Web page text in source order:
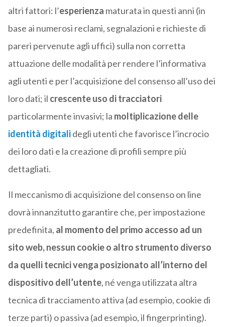
altri fattori: l’esperienza maturata in questi anni (in
base ai numerosi reclami, segnalazioni e richieste di
pareri pervenute agli uffici) sulla non corretta
attuazione delle modalità per rendere l’informativa
agli utenti e per l’acquisizione del consenso all’uso dei
loro dati; il crescente uso di tracciatori
particolarmente invasivi; la moltiplicazione delle
identità digitalidegli utenti che favorisce l’incrocio
dei loro dati e la creazione di profili sempre più
dettagliati.
Il meccanismo di acquisizione del consenso on line
dovrà innanzitutto garantire che, per impostazione
predefinita, al momento del primo accesso ad un
sito web, nessun cookie o altro strumento diverso
da quelli tecnici venga posizionato all’interno del
dispositivo dell’utente, né venga utilizzata altra
tecnica di tracciamento attiva (ad esempio, cookie di
terze parti) o passiva (ad esempio, il fingerprinting).